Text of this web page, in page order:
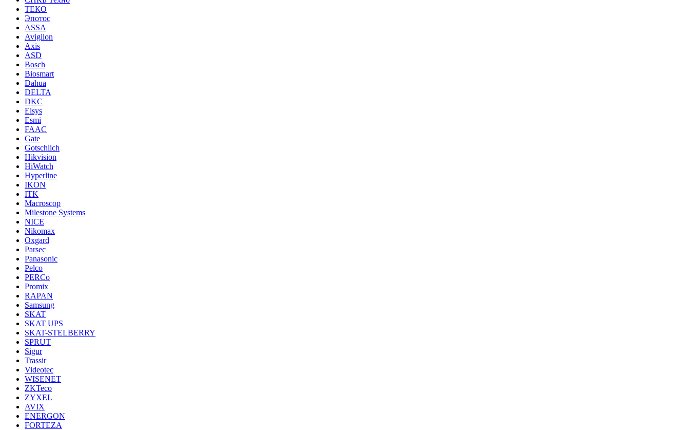
ТЕКО
Эпотос
ASSA
Avigilon
Axis
ASD
Bosch
Biosmart
Dahua
DELTA
DKC
Elsys
Esmi
FAAC
Gate
Gotschlich
Hikvision
HiWatch
Hyperline
IKON
ITK
Macroscop
Milestone Systems
NICE
Nikomax
Oxgard
Parsec
Panasonic
Pelco
PERCo
Promix
RAPAN
Samsung
SKAT
SKAT UPS
SKAT-STELBERRY
SPRUT
Sigur
Trassir
Videotec
WISENET
ZKTeco
ZYXEL
AVIX
ENERGON
FORTEZA